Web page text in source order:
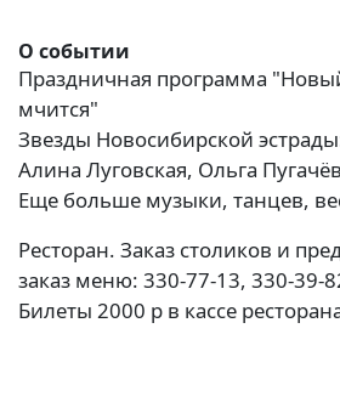
О событии
Праздничная программа
мчится"
Звезды Новосибирской
Алина Луговская, Ольга
Еще больше музыки, танцев,
Ресторан. Заказ столиков и
заказ меню: 330-77-13, 330-39-
Билеты 2000 р в кассе